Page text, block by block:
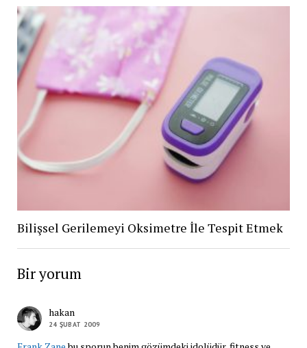
Bilişsel Gerilemeyi Oksimetre İle Tespit Etmek
Bir yorum
hakan
24 ŞUBAT 2009